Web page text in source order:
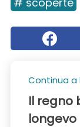
Continua a
Il regno
longevo